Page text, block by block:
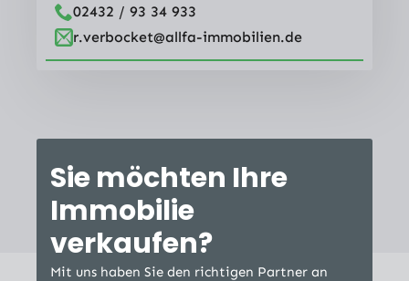
02432 / 93 34 933
r.verbocket@allfa-immobilien.de
Sie möchten Ihre
Immobilie
verkaufen?
Mit uns haben Sie den richtigen Partner an